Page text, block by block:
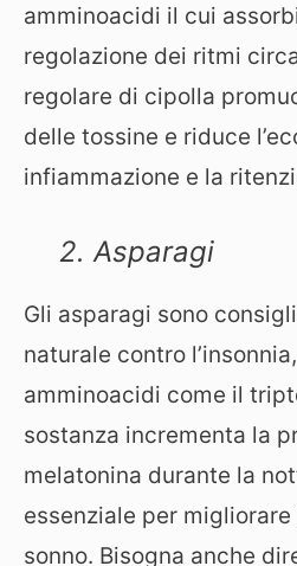
amminoacidi il cui
regolazione dei ritmi
regolare di cipolla
delle tossine e riduce
infiammazione e la
2. Asparagi
Gli asparagi sono
naturale contro
amminoacidi come il
sostanza incrementa la
melatonina durante la
essenziale per
sonno. Bisogna anche